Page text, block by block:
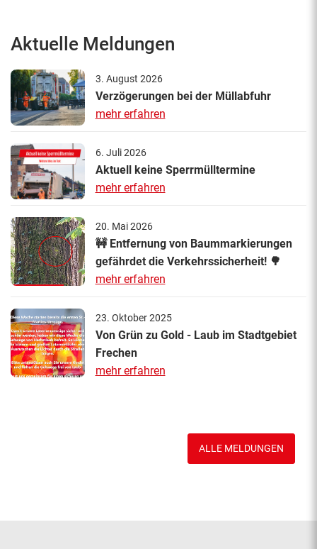
Aktuelle Meldungen
3. August 2026
Verzögerungen bei der Müllabfuhr
mehr erfahren
6. Juli 2026
Aktuell keine Sperrmülltermine
mehr erfahren
20. Mai 2026
🚧 Entfernung von Baummarkierungen
gefährdet die Verkehrssicherheit! 🌳
mehr erfahren
23. Oktober 2025
Von Grün zu Gold - Laub im Stadtgebiet
Frechen
mehr erfahren
ALLE MELDUNGEN